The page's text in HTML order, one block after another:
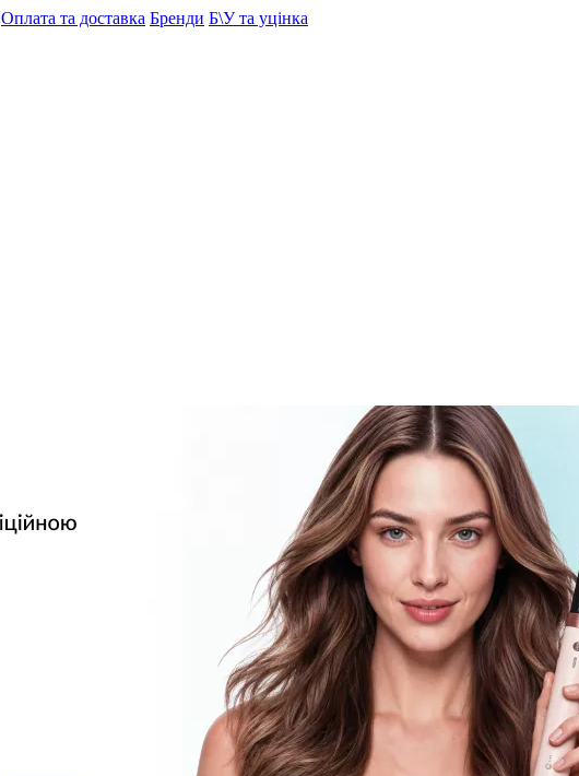
Оплата та доставка Бренди Б\У та уцінка